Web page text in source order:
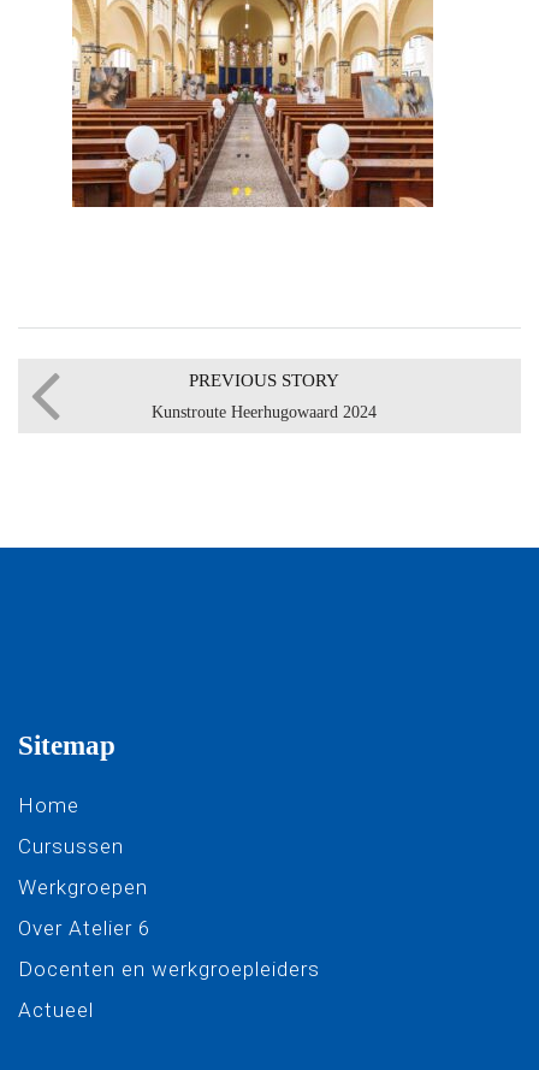
PREVIOUS STORY
Kunstroute Heerhugowaard 2024
Sitemap
Home
Cursussen
Werkgroepen
Over Atelier 6
Docenten en werkgroepleiders
Actueel